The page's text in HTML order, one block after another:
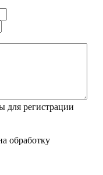
для регистрации
обработку